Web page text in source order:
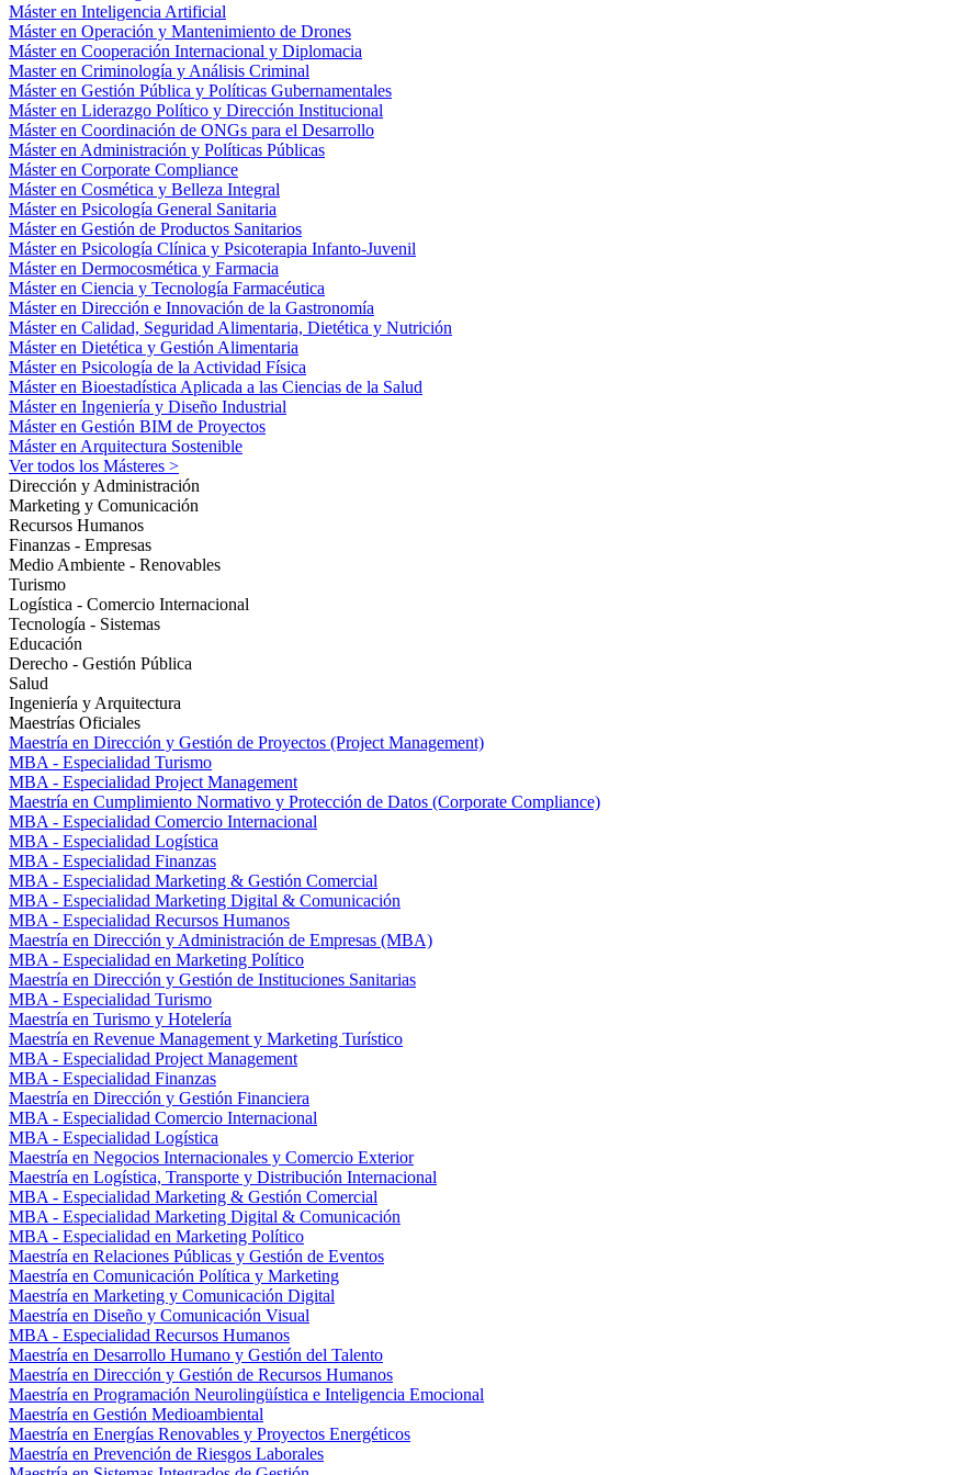
Máster en Inteligencia Artificial
Máster en Operación y Mantenimiento de Drones
Máster en Cooperación Internacional y Diplomacia
Master en Criminología y Análisis Criminal
Máster en Gestión Pública y Políticas Gubernamentales
Máster en Liderazgo Político y Dirección Institucional
Máster en Coordinación de ONGs para el Desarrollo
Máster en Administración y Políticas Públicas
Máster en Corporate Compliance
Máster en Cosmética y Belleza Integral
Máster en Psicología General Sanitaria
Máster en Gestión de Productos Sanitarios
Máster en Psicología Clínica y Psicoterapia Infanto-Juvenil
Máster en Dermocosmética y Farmacia
Máster en Ciencia y Tecnología Farmacéutica
Máster en Dirección e Innovación de la Gastronomía
Máster en Calidad, Seguridad Alimentaria, Dietética y Nutrición
Máster en Dietética y Gestión Alimentaria
Máster en Psicología de la Actividad Física
Máster en Bioestadística Aplicada a las Ciencias de la Salud
Máster en Ingeniería y Diseño Industrial
Máster en Gestión BIM de Proyectos
Máster en Arquitectura Sostenible
Ver todos los Másteres >
Dirección y Administración
Marketing y Comunicación
Recursos Humanos
Finanzas - Empresas
Medio Ambiente - Renovables
Turismo
Logística - Comercio Internacional
Tecnología - Sistemas
Educación
Derecho - Gestión Pública
Salud
Ingeniería y Arquitectura
Maestrías Oficiales
Maestría en Dirección y Gestión de Proyectos (Project Management)
MBA - Especialidad Turismo
MBA - Especialidad Project Management
Maestría en Cumplimiento Normativo y Protección de Datos (Corporate Compliance)
MBA - Especialidad Comercio Internacional
MBA - Especialidad Logística
MBA - Especialidad Finanzas
MBA - Especialidad Marketing & Gestión Comercial
MBA - Especialidad Marketing Digital & Comunicación
MBA - Especialidad Recursos Humanos
Maestría en Dirección y Administración de Empresas (MBA)
MBA - Especialidad en Marketing Político
Maestría en Dirección y Gestión de Instituciones Sanitarias
MBA - Especialidad Turismo
Maestría en Turismo y Hotelería
Maestría en Revenue Management y Marketing Turístico
MBA - Especialidad Project Management
MBA - Especialidad Finanzas
Maestría en Dirección y Gestión Financiera
MBA - Especialidad Comercio Internacional
MBA - Especialidad Logística
Maestría en Negocios Internacionales y Comercio Exterior
Maestría en Logística, Transporte y Distribución Internacional
MBA - Especialidad Marketing & Gestión Comercial
MBA - Especialidad Marketing Digital & Comunicación
MBA - Especialidad en Marketing Político
Maestría en Relaciones Públicas y Gestión de Eventos
Maestría en Comunicación Política y Marketing
Maestría en Marketing y Comunicación Digital
Maestría en Diseño y Comunicación Visual
MBA - Especialidad Recursos Humanos
Maestría en Desarrollo Humano y Gestión del Talento
Maestría en Dirección y Gestión de Recursos Humanos
Maestría en Programación Neurolingüística e Inteligencia Emocional
Maestría en Gestión Medioambiental
Maestría en Energías Renovables y Proyectos Energéticos
Maestría en Prevención de Riesgos Laborales